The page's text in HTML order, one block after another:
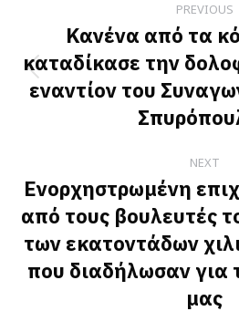
navigation
PREVIOUS
post:
Κανένα από τα
καταδίκασε την
εναντίον του
NEXT
Next
post:
Ενορχηστρωμένη
από τους βουλευτές
των εκατοντάδων
που διαδήλωσαν για
μας